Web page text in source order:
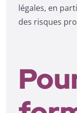
légales, en
des risques